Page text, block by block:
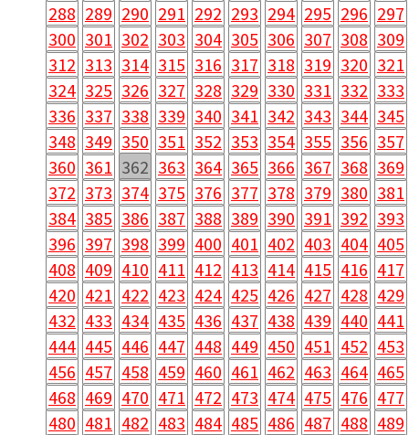
288 289 290 291 292 293 294 295 296 297
300 301 302 303 304 305 306 307 308 309
312 313 314 315 316 317 318 319 320 321
324 325 326 327 328 329 330 331 332 333
336 337 338 339 340 341 342 343 344 345
348 349 350 351 352 353 354 355 356 357
360 361 362 363 364 365 366 367 368 369
372 373 374 375 376 377 378 379 380 381
384 385 386 387 388 389 390 391 392 393
396 397 398 399 400 401 402 403 404 405
408 409 410 411 412 413 414 415 416 417
420 421 422 423 424 425 426 427 428 429
432 433 434 435 436 437 438 439 440 441
444 445 446 447 448 449 450 451 452 453
456 457 458 459 460 461 462 463 464 465
468 469 470 471 472 473 474 475 476 477
480 481 482 483 484 485 486 487 488 489